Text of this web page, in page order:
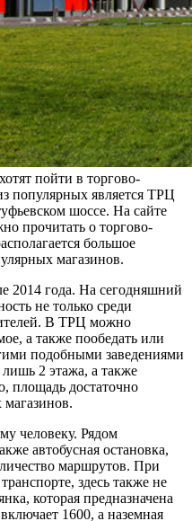
пойти в торгово-
популярных является ТРЦ
шоссе. На сайте
прочитать о торгово-
большое
магазинов.
2014 года. На сегодняшний
не только среди
В ТРЦ можно
а также пообедать или
подобными заведениями
2 этажа, а также
площадь достаточно
магазинов.
человеку. Рядом
автобусная остановка,
маршрутов. При
здесь также не
которая предназначена
1600, а наземная